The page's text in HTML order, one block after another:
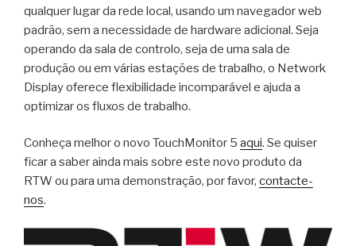
qualquer lugar da rede local, usando um navegador web
padrão, sem a necessidade de hardware adicional. Seja
operando da sala de controlo, seja de uma sala de
produção ou em várias estações de trabalho, o Network
Display oferece flexibilidade incomparável e ajuda a
optimizar os fluxos de trabalho.
Conheça melhor o novo TouchMonitor 5 aqui. Se quiser
ficar a saber ainda mais sobre este novo produto da
RTW ou para uma demonstração, por favor, contacte-
nos.